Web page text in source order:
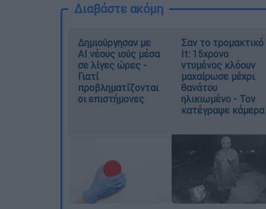
Διαβάστε ακόμη
Δημιούργησαν με
AI νέους ιούς μέσα
σε λίγες ώρες -
Γιατί
προβληματίζονται
οι επιστήμονες
Σαν το τρομακτικό
It: 15χρονο
ντυμένος κλόουν
μαχαίρωσε μέχρι
θανάτου
ηλικιωμένο - Τον
κατέγραψε κάμερα